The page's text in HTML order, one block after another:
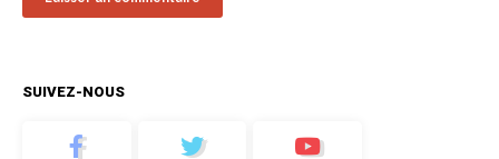
SUIVEZ-NOUS